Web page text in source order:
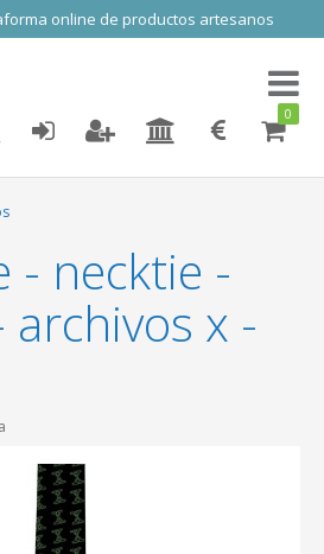
online de productos artesanos
Toggle
0
- necktie -
x -